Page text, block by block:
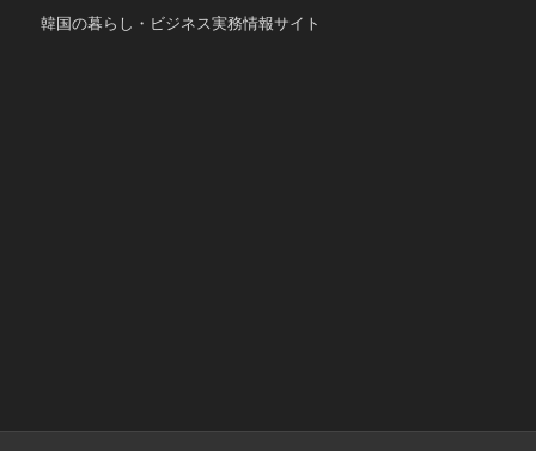
韓国の暮らし・ビジネス実務情報サイト